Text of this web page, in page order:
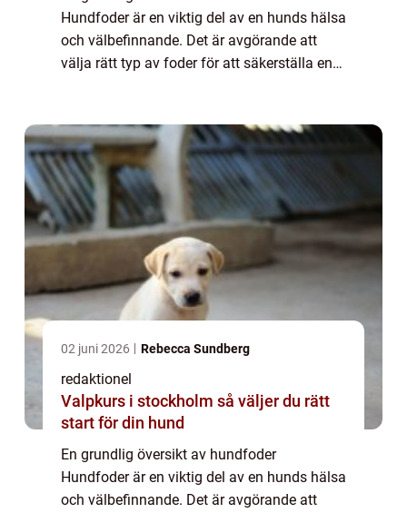
Hundfoder är en viktig del av en hunds hälsa
och välbefinnande. Det är avgörande att
välja rätt typ av foder för att säkerställa en
as...
02 juni 2026 Rebecca Sundberg
redaktionel
Valpkurs i stockholm så väljer du rätt
start för din hund
En grundlig översikt av hundfoder
Hundfoder är en viktig del av en hunds hälsa
och välbefinnande. Det är avgörande att